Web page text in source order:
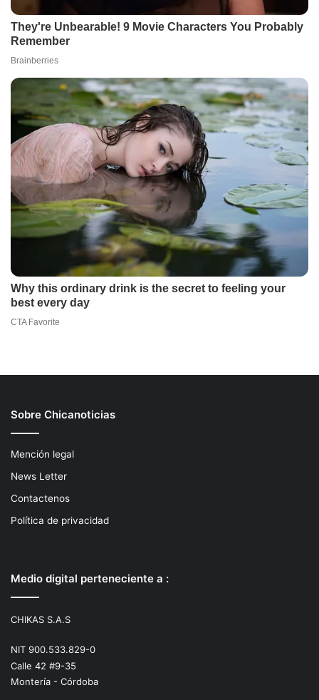
Sobre Chicanoticias
Mención legal
News Letter
Contactenos
Política de privacidad
Medio digital perteneciente a :
CHIKAS S.A.S
NIT 900.533.829-0
Calle 42 #9-35
Montería - Córdoba